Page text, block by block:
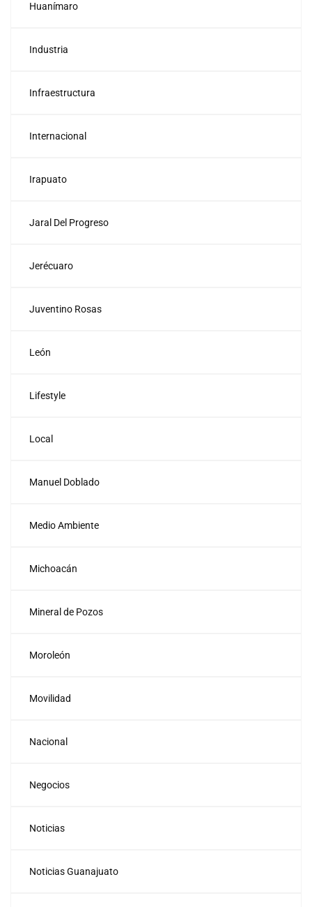
Huanímaro
Industria
Infraestructura
Internacional
Irapuato
Jaral Del Progreso
Jerécuaro
Juventino Rosas
León
Lifestyle
Local
Manuel Doblado
Medio Ambiente
Michoacán
Mineral de Pozos
Moroleón
Movilidad
Nacional
Negocios
Noticias
Noticias Guanajuato